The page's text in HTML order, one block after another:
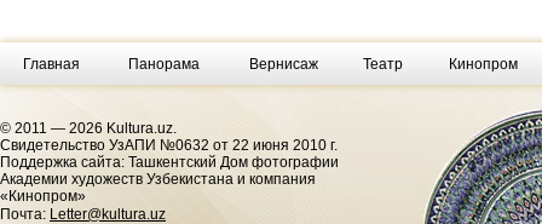
Главная Панорама Вернисаж Театр Кинопром
© 2011 — 2026 Kultura.uz.
Cвидетельство УзАПИ №0632 от 22 июня 2010 г.
Поддержка сайта: Ташкентский Дом фотографии
Академии художеств Узбекистана и компания
«Кинопром»
Почта: Letter@kultura.uz